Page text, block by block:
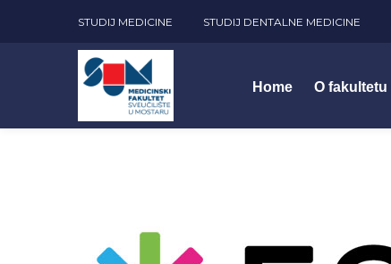
STUDIJ MEDICINE STUDIJ DENTALNE MEDICINE
Home O fakultetu